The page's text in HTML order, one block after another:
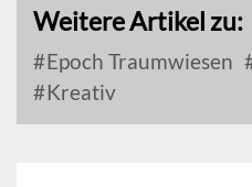
Weitere Artikel zu:
Epoch Traumwiesen
Kreativ